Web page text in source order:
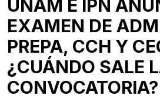
UNAM E IPN
EXAMEN DE
PREPA, CCH Y
¿CUÁNDO SALE
CONVOCATORIA?